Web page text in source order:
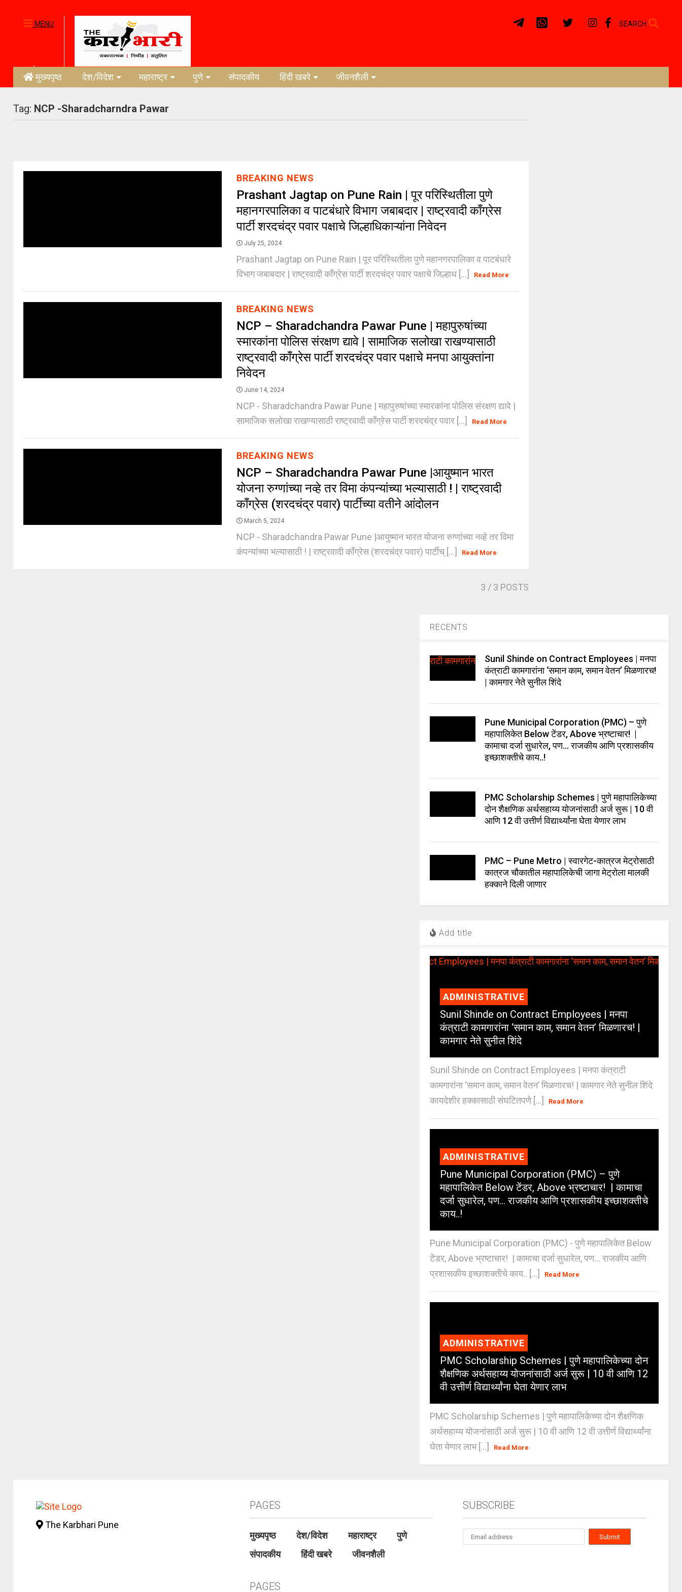
MENU SEARCH
मुख्यपृष्ठ देश/विदेश महाराष्ट्र पुणे संपादकीय हिंदी खबरे जीवनशैली
Tag: NCP -Sharadcharndra Pawar
BREAKING NEWS
Prashant Jagtap on Pune Rain | पूर परिस्थितीला पुणे
महानगरपालिका व पाटबंधारे विभाग जबाबदार | राष्ट्रवादी काँग्रेस
पार्टी शरदचंद्र पवार पक्षाचे जिल्हाधिकाऱ्यांना निवेदन
July 25, 2024
Prashant Jagtap on Pune Rain | पूर परिस्थितीला पुणे महानगरपालिका व पाटबंधारे
विभाग जबाबदार | राष्ट्रवादी काँग्रेस पार्टी शरदचंद्र पवार पक्षाचे जिल्हाध [...]
Read More
BREAKING NEWS
NCP – Sharadchandra Pawar Pune | महापुरुषांच्या
स्मारकांना पोलिस संरक्षण द्यावे | सामाजिक सलोखा राखण्यासाठी
राष्ट्रवादी काँग्रेस पार्टी शरदचंद्र पवार पक्षाचे मनपा आयुक्तांना
निवेदन
June 14, 2024
NCP - Sharadchandra Pawar Pune | महापुरुषांच्या स्मारकांना पोलिस संरक्षण द्यावे |
सामाजिक सलोखा राखण्यासाठी राष्ट्रवादी काँग्रेस पार्टी शरदचंद्र पवार [...]
Read More
BREAKING NEWS
NCP – Sharadchandra Pawar Pune |आयुष्मान भारत
योजना रुग्णांच्या नव्हे तर विमा कंपन्यांच्या भल्यासाठी ! | राष्ट्रवादी
काँग्रेस (शरदचंद्र पवार) पार्टीच्या वतीने आंदोलन
March 5, 2024
NCP - Sharadchandra Pawar Pune |आयुष्मान भारत योजना रुग्णांच्या नव्हे तर विमा
कंपन्यांच्या भल्यासाठी ! | राष्ट्रवादी काँग्रेस (शरदचंद्र पवार) पार्टीच् [...]
Read More
3 / 3 POSTS
RECENTS
Sunil Shinde on Contract Employees | मनपा
कंत्राटी कामगारांना ‘समान काम, समान वेतन’ मिळणारच!
| कामगार नेते सुनील शिंदे
Pune Municipal Corporation (PMC) – पुणे
महापालिकेत Below टेंडर, Above भ्रष्टाचार! |
कामाचा दर्जा सुधारेल, पण… राजकीय आणि प्रशासकीय
इच्छाशक्तीचे काय..!
PMC Scholarship Schemes | पुणे महापालिकेच्या
दोन शैक्षणिक अर्थसहाय्य योजनांसाठी अर्ज सुरू | 10 वी
आणि 12 वी उत्तीर्ण विद्यार्थ्यांना घेता येणार लाभ
PMC – Pune Metro | स्वारगेट-कात्रज मेट्रोसाठी
कात्रज चौकातील महापालिकेची जागा मेट्रोला मालकी
हक्काने दिली जाणार
Add title
ADMINISTRATIVE
Sunil Shinde on Contract Employees | मनपा
कंत्राटी कामगारांना ‘समान काम, समान वेतन’ मिळणारच! |
कामगार नेते सुनील शिंदे
Sunil Shinde on Contract Employees | मनपा कंत्राटी
कामगारांना ‘समान काम, समान वेतन’ मिळणारच! | कामगार नेते सुनील शिंदे
कायदेशीर हक्कासाठी संघटितपणे [...]
Read More
ADMINISTRATIVE
Pune Municipal Corporation (PMC) – पुणे
महापालिकेत Below टेंडर, Above भ्रष्टाचार! | कामाचा
दर्जा सुधारेल, पण… राजकीय आणि प्रशासकीय इच्छाशक्तीचे
काय..!
Pune Municipal Corporation (PMC) - पुणे महापालिकेत Below
टेंडर, Above भ्रष्टाचार! | कामाचा दर्जा सुधारेल, पण… राजकीय आणि
प्रशासकीय इच्छाशक्तीचे काय.. [...]
Read More
ADMINISTRATIVE
PMC Scholarship Schemes | पुणे महापालिकेच्या दोन
शैक्षणिक अर्थसहाय्य योजनांसाठी अर्ज सुरू | 10 वी आणि 12
वी उत्तीर्ण विद्यार्थ्यांना घेता येणार लाभ
PMC Scholarship Schemes | पुणे महापालिकेच्या दोन शैक्षणिक
अर्थसहाय्य योजनांसाठी अर्ज सुरू | 10 वी आणि 12 वी उत्तीर्ण विद्यार्थ्यांना
घेता येणार लाभ [...]
Read More
The Karbhari Pune
PAGES
मुख्यपृष्ठ देश/विदेश महाराष्ट्र
पुणे
संपादकीय
हिंदी खबरे जीवनशैली
PAGES
SUBSCRIBE